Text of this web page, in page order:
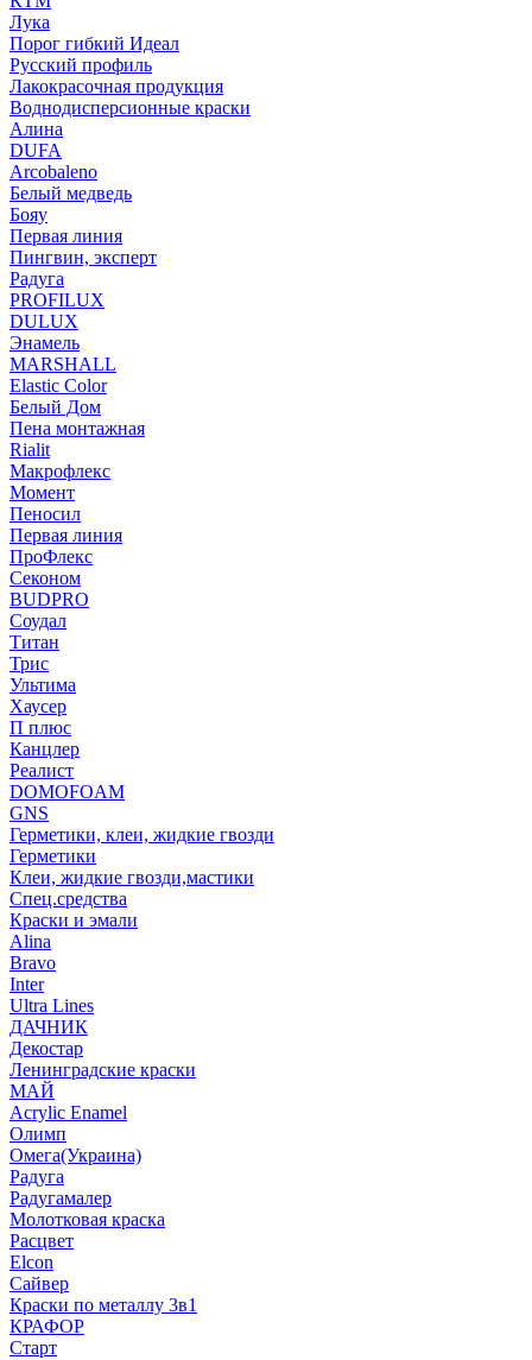
Лука
Порог гибкий Идеал
Русский профиль
Лакокрасочная продукция
Воднодисперсионные краски
Алина
DUFA
Arcobaleno
Белый медведь
Бояу
Первая линия
Пингвин, эксперт
Радуга
PROFILUX
DULUX
Энамель
MARSHALL
Elastic Color
Белый Дом
Пена монтажная
Rialit
Макрофлекс
Момент
Пеносил
Первая линия
ПроФлекс
Секоном
BUDPRO
Соудал
Титан
Трис
Ультима
Хаусер
П плюс
Канцлер
Реалист
DOMOFOAM
GNS
Герметики, клеи, жидкие гвозди
Герметики
Клеи, жидкие гвозди,мастики
Спец.средства
Краски и эмали
Alina
Bravo
Inter
Ultra Lines
ДАЧНИК
Декостар
Ленинградские краски
МАЙ
Acrylic Enamel
Олимп
Омега(Украина)
Радуга
Радугамалер
Молотковая краска
Расцвет
Elcon
Сайвер
Краски по металлу 3в1
КРАФОР
Старт